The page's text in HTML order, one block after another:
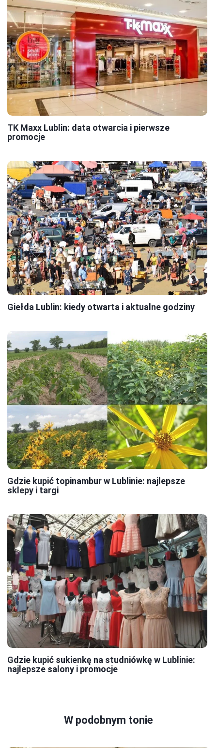
TK Maxx Lublin: data otwarcia i pierwsze
promocje
Giełda Lublin: kiedy otwarta i aktualne godziny
Gdzie kupić topinambur w Lublinie: najlepsze
sklepy i targi
Gdzie kupić sukienkę na studniówkę w Lublinie:
najlepsze salony i promocje
W podobnym tonie